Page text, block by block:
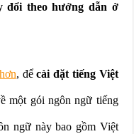
đổi theo hướng dẫn ở
, đểcài đặt tiếng Việt
một gói ngôn ngữ tiếng
ngữ này bao gồm Việt